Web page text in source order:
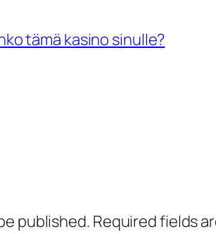
tämä kasino sinulle?
published. Required fields